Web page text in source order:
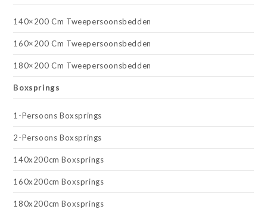
140×200 Cm Tweepersoonsbedden
160×200 Cm Tweepersoonsbedden
180×200 Cm Tweepersoonsbedden
Boxsprings
1-Persoons Boxsprings
2-Persoons Boxsprings
140x200cm Boxsprings
160x200cm Boxsprings
180x200cm Boxsprings